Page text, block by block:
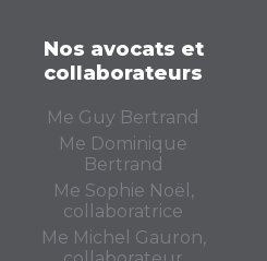
Nos avocats et
collaborateurs
Me Guy Bertrand
Me Dominique
Bertrand
Me Sophie Noël,
collaboratrice
Me Michel Gauron,